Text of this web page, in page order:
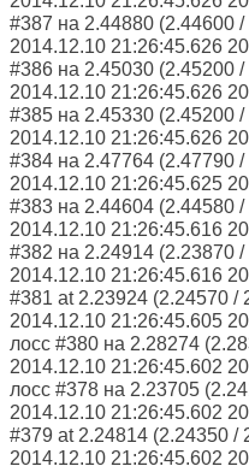
#387 на 2.44880 (2.44600
2014.12.10 21:26:45.626
#386 на 2.45030 (2.45200
2014.12.10 21:26:45.626
#385 на 2.45330 (2.45200
2014.12.10 21:26:45.626
#384 на 2.47764 (2.47790
2014.12.10 21:26:45.625
#383 на 2.44604 (2.44580
2014.12.10 21:26:45.616
#382 на 2.24914 (2.23870
2014.12.10 21:26:45.616
#381 at 2.23924 (2.24570 /
2014.12.10 21:26:45.605
лосс #380 на 2.28274
2014.12.10 21:26:45.602
лосс #378 на 2.23705
2014.12.10 21:26:45.602
#379 at 2.24814 (2.24350 /
2014.12.10 21:26:45.602